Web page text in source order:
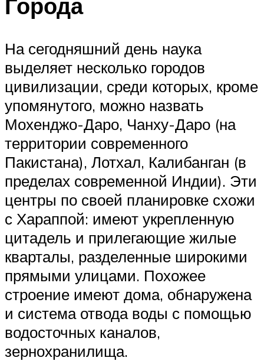
На сегодняшний день наука
выделяет несколько городов
цивилизации, среди которых, кроме
упомянутого, можно назвать
Мохенджо-Даро, Чанху-Даро (на
территории современного
Пакистана), Лотхал, Калибанган (в
пределах современной Индии). Эти
центры по своей планировке схожи
с Хараппой: имеют укрепленную
цитадель и прилегающие жилые
кварталы, разделенные широкими
прямыми улицами. Похожее
строение имеют дома, обнаружена
и система отвода воды с помощью
водосточных каналов,
зернохранилища.